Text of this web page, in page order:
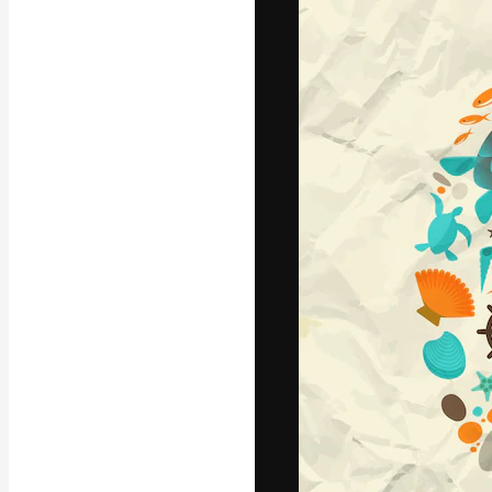
La
migliori lavori.
creativi,
Copyright ©